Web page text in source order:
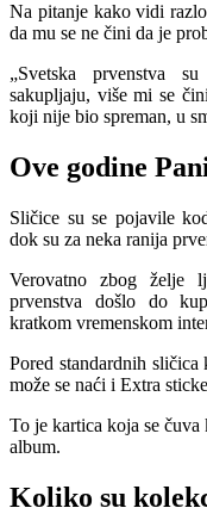
Na pitanje kako vidi
da mu se ne čini da je
„Svetska prvenstva
sakupljaju, više mi se
koji nije bio spreman, u
Ove godine
Sličice su se pojavile
dok su za neka ranija
Verovatno zbog želje
prvenstva došlo do
kratkom vremenskom
Pored standardnih
može se naći i Extra
To je kartica koja se
album.
Koliko su